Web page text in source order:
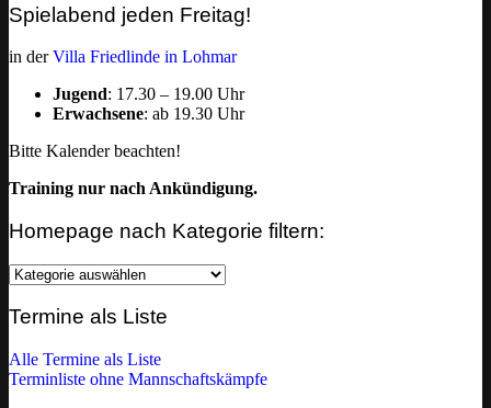
Spielabend jeden Freitag!
in derVilla Friedlinde in Lohmar
Jugend: 17.30 – 19.00 Uhr
Erwachsene: ab 19.30 Uhr
Bitte Kalender beachten!
Training nur nach Ankündigung.
Homepage nach Kategorie filtern:
Homepage
Kategorie
Termine als Liste
Alle Termine als Liste
Terminliste ohne Mannschaftskämpfe